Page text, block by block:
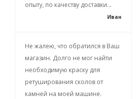
опыту, по качеству доставки...
Иван
Не жалею, что обратился в Ваш
магазин. Долго не мог найти
необходимую краску для
ретуширования сколов от
камней на моей машине.